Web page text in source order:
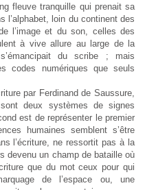
fleuve tranquille qui prenait sa
l’alphabet, loin du continent des
l’image et du son, celles des
à vive allure au large de la
du scribe ; mais
codes numériques que seuls
par Ferdinand de Saussure,
deux systèmes de signes
est de représenter le premier
humaines semblent s’être
l’écriture, ne ressortit pas à la
devenu un champ de bataille où
que du mot ceux pour qui
de l’espace ou, une